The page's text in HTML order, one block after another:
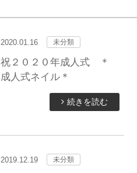
2020.01.16 未分類
祝２０２０年成人式 ＊
成人式ネイル＊
続きを読む
2019.12.19 未分類